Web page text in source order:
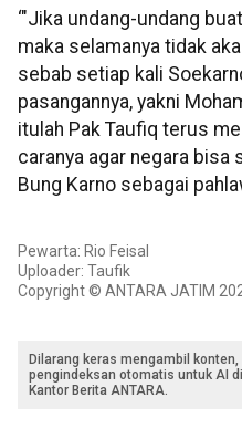
‘"Jika undang-undang
maka selamanya tidak
sebab setiap kali
pasangannya, yakni
itulah Pak Taufiq terus
caranya agar negara
Bung Karno sebagai
Pewarta: Rio Feisal
Uploader: Taufik
Copyright © ANTARA JATIM
Dilarang keras mengambil
pengindeksan otomatis untuk AI
Kantor Berita ANTARA.